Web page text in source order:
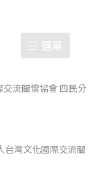
選單
流關懷協會 四民分
台灣文化國際交流關